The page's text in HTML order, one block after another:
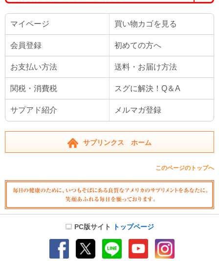
マイページ 買い物カゴを見る
会員登録 初めての方へ
お支払い方法 送料・お届け方法
関税・消費税 スグに解決！Q＆A
サプアド紹介 メルマガ登録
サプリンクス ホーム
このページのトップへ
PC版サイト トップページ